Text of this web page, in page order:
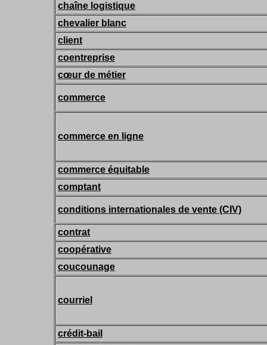
chaîne logistique
chevalier blanc
client
coentreprise
cœur de métier
commerce
commerce en ligne
commerce équitable
comptant
conditions internationales de vente (CIV)
contrat
coopérative
coucounage
courriel
crédit-bail